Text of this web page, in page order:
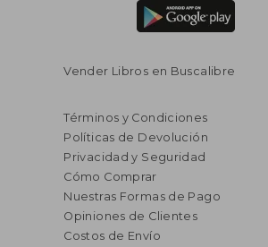
Vender Libros en Buscalibre
Términos y Condiciones
Políticas de Devolución
Privacidad y Seguridad
Cómo Comprar
Nuestras Formas de Pago
Opiniones de Clientes
Costos de Envío